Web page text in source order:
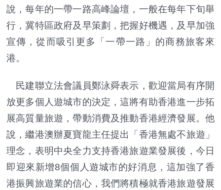
說，每年的一帶一路高峰論壇，一般在每年下旬舉
行，冀特區政府及早策劃，把握好機遇，及早加強
宣傳，從而吸引更多「一帶一路」的商務旅客來
港。
民建聯立法會議員鄭泳舜表示，歡迎當局有序開
放更多個人遊城市的決定，這將有助香港進一步拓
展高質量旅遊，帶動消費及推動香港經濟發展。他
說，繼港澳辦夏寶龍主任提出「香港無處不旅遊」
理念，表明中央全力支持香港旅遊業發展後，今日
即迎來新增8個個人遊城市的好消息，這加強了香
港振興旅遊業的信心，我們將積極就香港旅遊發展